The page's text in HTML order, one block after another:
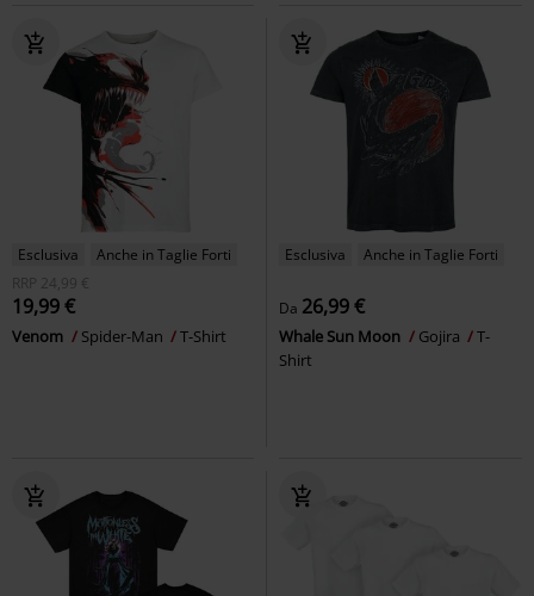
Esclusiva
Anche in Taglie Forti
RRP
24,99 €
19,99 €
Venom Spider-Man T-Shirt
Esclusiva Anche in Taglie Forti
Da 26,99 €
Whale Sun Moon Gojira
T-
Shirt